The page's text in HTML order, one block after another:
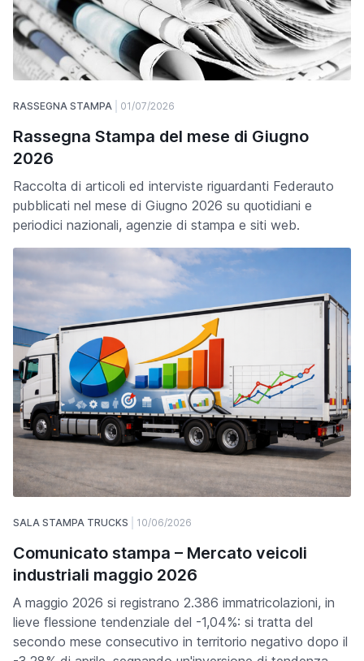
RASSEGNA STAMPA 01/07/2026
Rassegna Stampa del mese di Giugno
2026
Raccolta di articoli ed interviste riguardanti Federauto
pubblicati nel mese di Giugno 2026 su quotidiani e
periodici nazionali, agenzie di stampa e siti web.
SALA STAMPA TRUCKS 10/06/2026
Comunicato stampa – Mercato veicoli
industriali maggio 2026
A maggio 2026 si registrano 2.386 immatricolazioni, in
lieve flessione tendenziale del -1,04%: si tratta del
secondo mese consecutivo in territorio negativo dopo il